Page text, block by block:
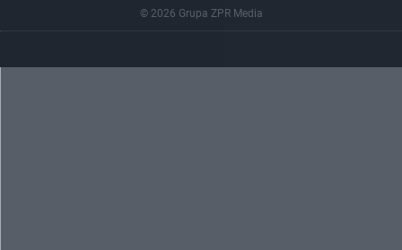
© 2026 Grupa ZPR Media